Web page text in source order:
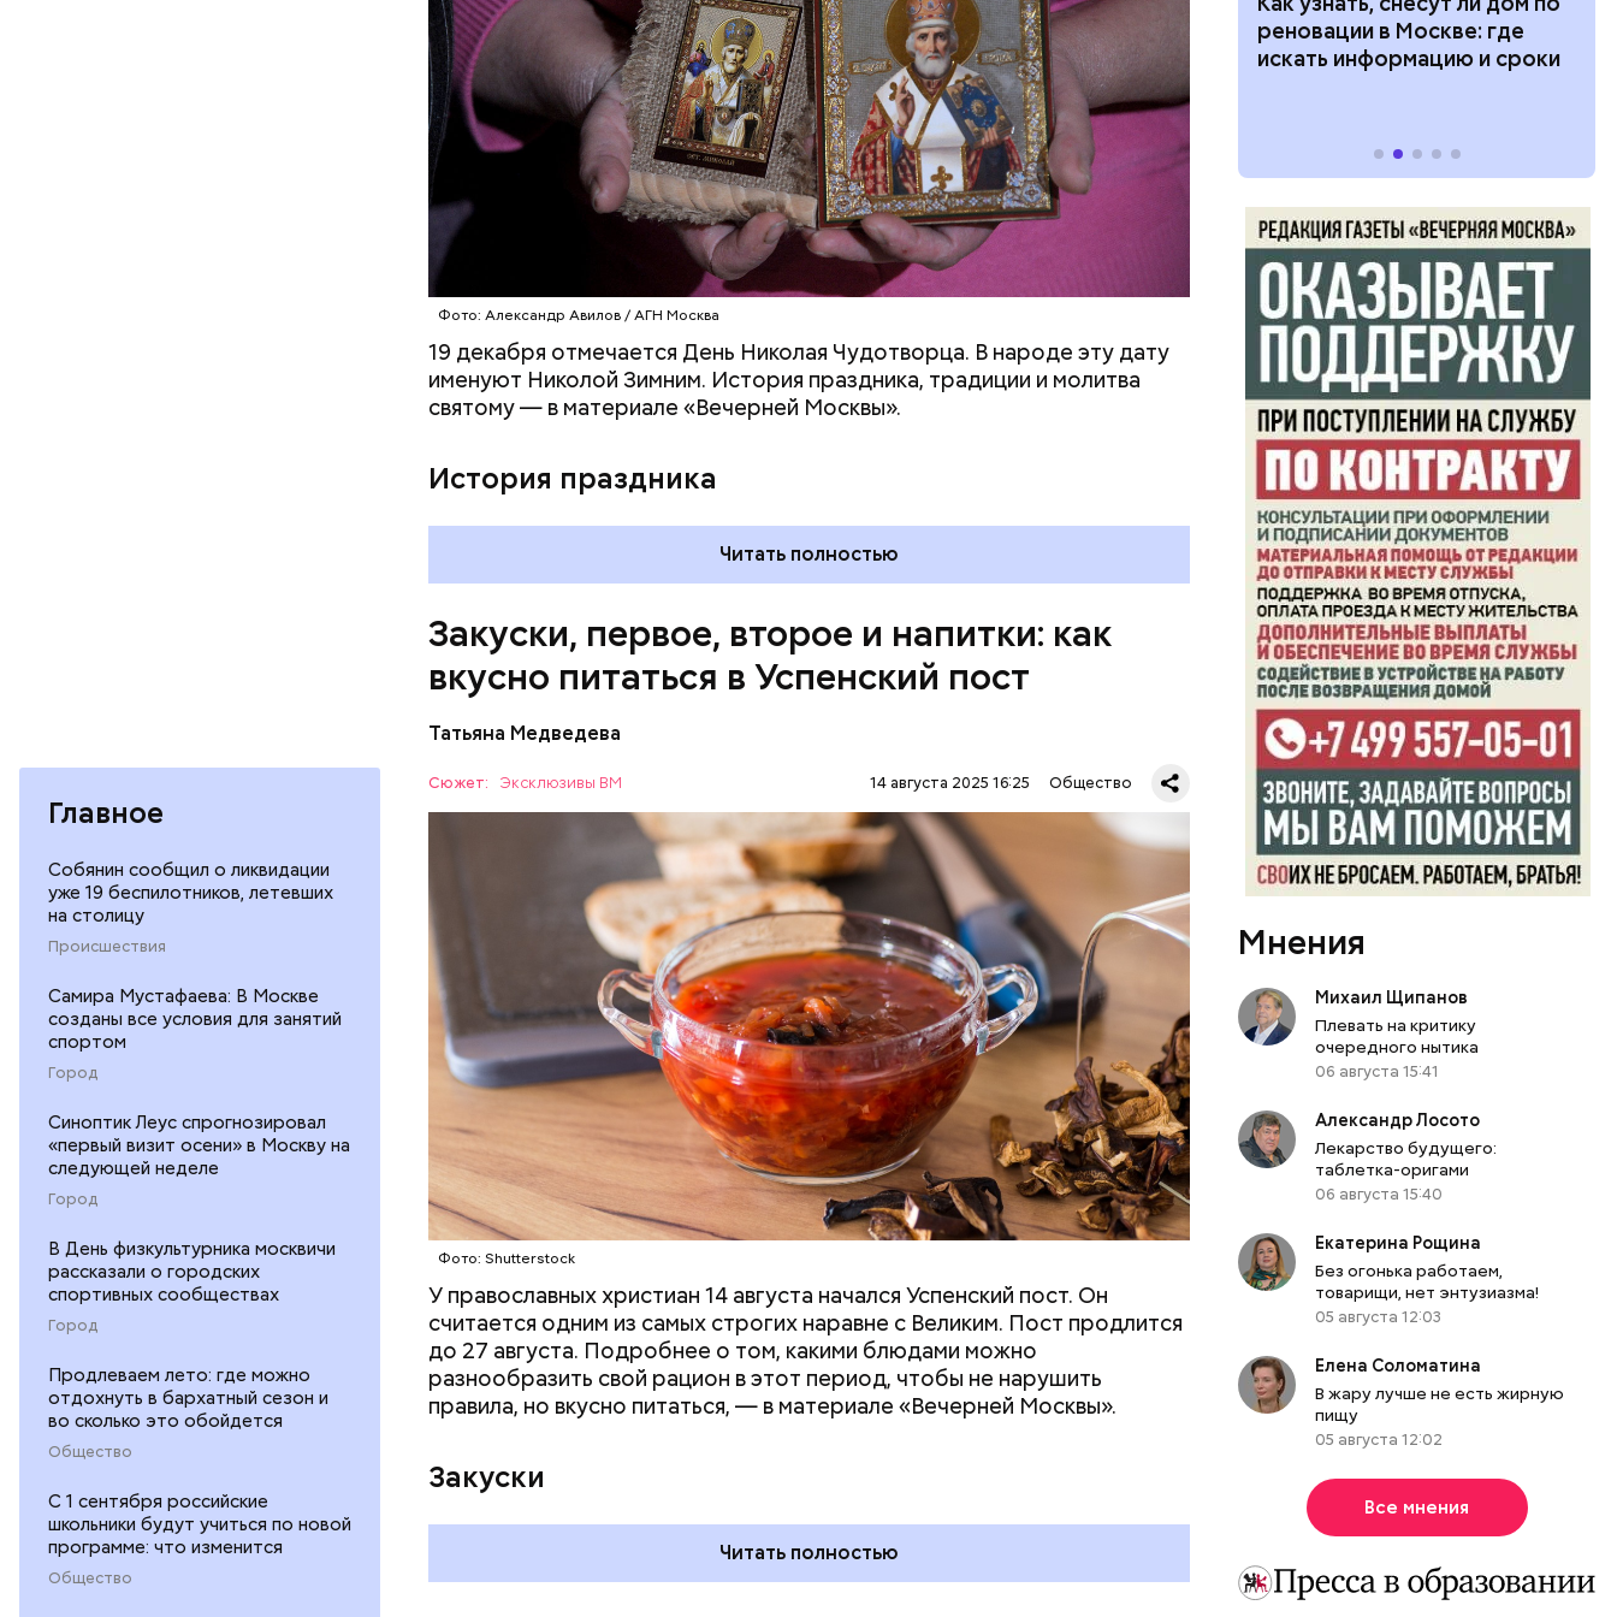
Главное
Собянин сообщил о ликвидации
уже 19 беспилотников, летевших
на столицу
Происшествия
Самира Мустафаева: В Москве
созданы все условия для занятий
спортом
Город
Синоптик Леус спрогнозировал
«первый визит осени» в Москву на
следующей неделе
Город
В День физкультурника москвичи
рассказали о городских
спортивных сообществах
Город
Продлеваем лето: где можно
отдохнуть в бархатный сезон и
во сколько это обойдется
Общество
С 1 сентября российские
школьники будут учиться по новой
программе: что изменится
Общество
Фото: Александр Авилов / АГН Москва
19 декабря отмечается День Николая Чудотворца. В народе эту дату
именуют Николой Зимним. История праздника, традиции и молитва
святому — в материале «Вечерней Москвы».
История праздника
Читать полностью
Закуски, первое, второе и напитки: как
вкусно питаться в Успенский пост
Татьяна Медведева
Сюжет: Эксклюзивы ВМ 14 августа 2025 16:25 Общество
Фото: Shutterstock
У православных христиан 14 августа начался Успенский пост. Он
считается одним из самых строгих наравне с Великим. Пост продлится
до 27 августа. Подробнее о том, какими блюдами можно
разнообразить свой рацион в этот период, чтобы не нарушить
правила, но вкусно питаться, — в материале «Вечерней Москвы».
Закуски
Баклажаны с овощами
1 кг баклажанов;
600 г помидоров;
300 г моркови;
200 г шпината;
100 г салата лиственного;
200 г репчатого лука;
100 г муки;
100 г растительного масла;
зелень петрушки и укропа.
Читать полностью
ЕДА РЕЦЕПТЫ
По словам Вильфанда, с середины следующей недели Черное море
начнет активнее прогреваться, потому что на юг России придет
потепление. Температура воздуха будет там выше нормы уже к
середине следующей недели — плюс 24-28 градусов, передаетТАСС
Читайте также:Синоптик предупредил о переносе купального сезона
в Москве и Подмосковье
не получить штраф
рублей от государства при
трудной ситуации: кто может
претендовать и какие нужны
документы
реновации в Москве: где
искать информацию и сроки
Мнения
Михаил Щипанов
Плевать на критику
очередного нытика
06 августа 15:41
Александр Лосото
Лекарство будущего:
таблетка-оригами
06 августа 15:40
Екатерина Рощина
Без огонька работаем,
товарищи, нет энтузиазма!
05 августа 12:03
Елена Соломатина
В жару лучше не есть жирную
пищу
05 августа 12:02
Все мнения